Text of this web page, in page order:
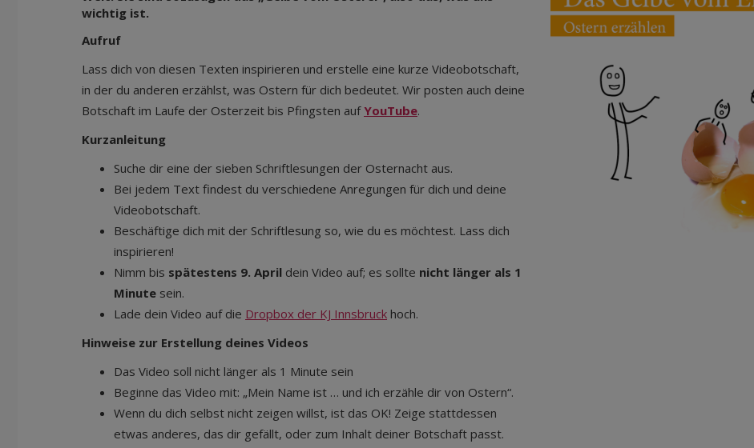
wichtig ist.
Aufruf
Lass dich von diesen Texten inspirieren und erstelle eine kurze Videobotschaft,
in der du anderen erzählst, was Ostern für dich bedeutet. Wir posten auch deine
Botschaft im Laufe der Osterzeit bis Pfingsten aufYouTube.
Kurzanleitung
Suche dir eine der sieben Schriftlesungen der Osternacht aus.
Bei jedem Text findest du verschiedene Anregungen für dich und deine
Videobotschaft.
Beschäftige dich mit der Schriftlesung so, wie du es möchtest. Lass dich
inspirieren!
Nimm bis spätestens 9. April dein Video auf; es sollte nicht länger als 1
Minute sein.
Lade dein Video auf die Dropbox der KJ Innsbruck hoch.
Hinweise zur Erstellung deines Videos
Das Video soll nicht länger als 1 Minute sein
Beginne das Video mit: „Mein Name ist … und ich erzähle dir von Ostern“.
Wenn du dich selbst nicht zeigen willst, ist das OK! Zeige stattdessen
etwas anderes, das dir gefällt, oder zum Inhalt deiner Botschaft passt.